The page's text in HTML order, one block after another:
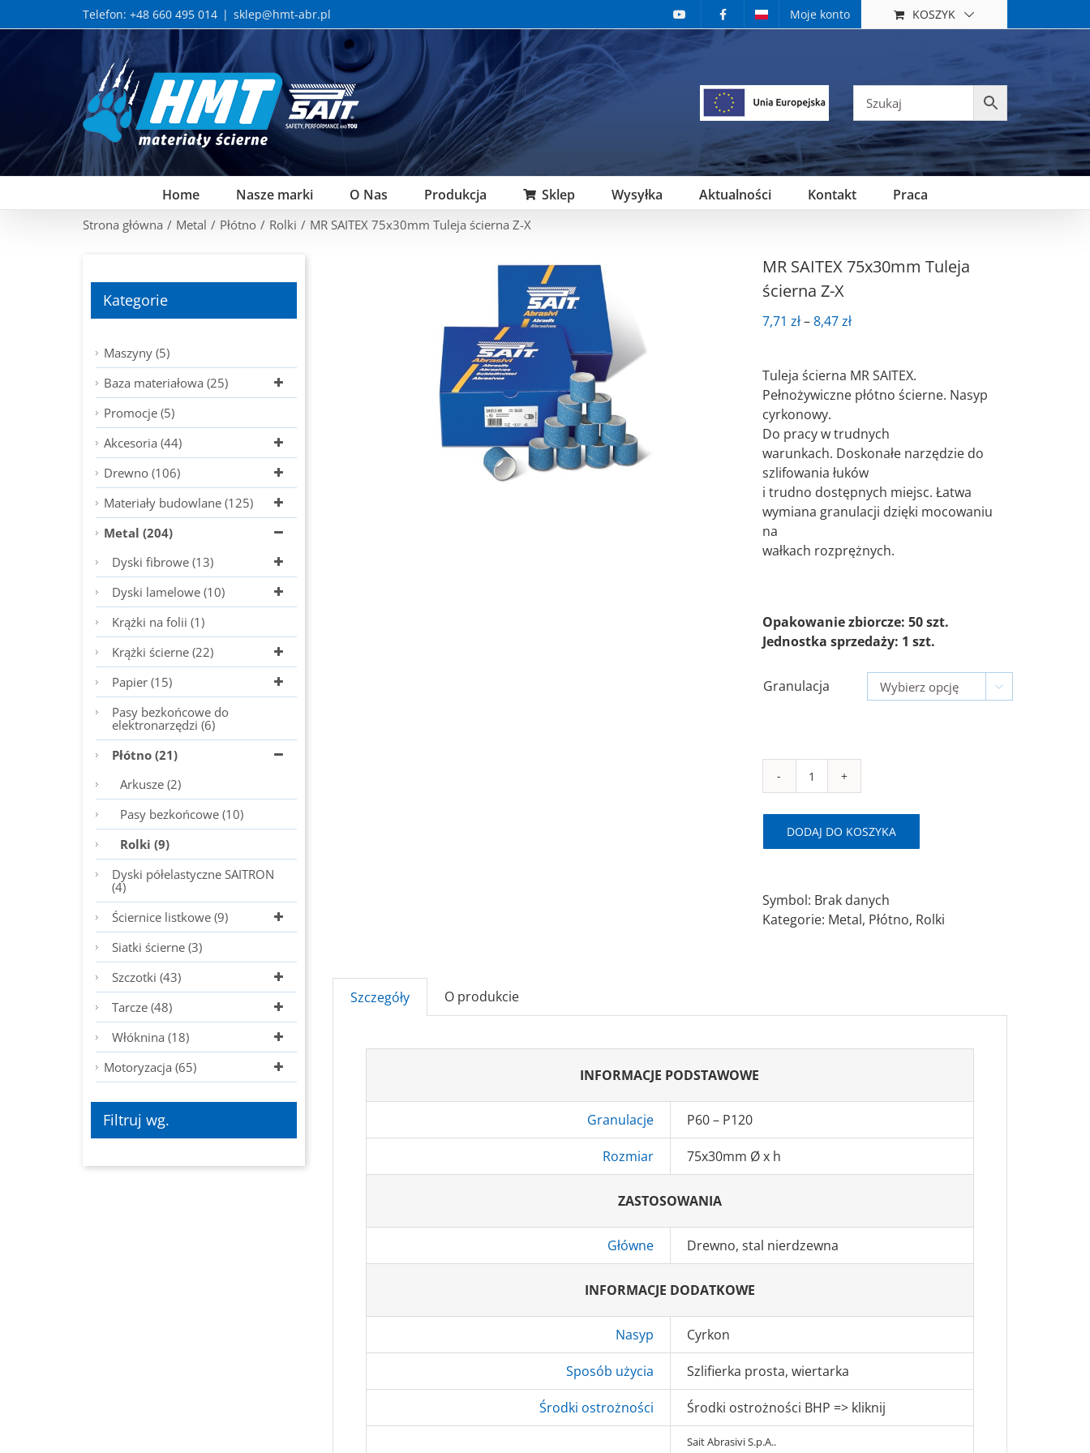
to
Telefon: +48 660 495 014 | sklep@hmt-abr.pl Moje konto KOSZYK
Home Nasze marki O Nas Produkcja Sklep Wysyłka Aktualności Kontakt Praca
Strona główna / Metal / Płótno / Rolki / MR SAITEX 75x30mm Tuleja ścierna Z-X
MR SAITEX 75x30mm Tuleja
ścierna Z-X
7,71 zł–8,47złZakres
7,71 zł
do
Tuleja ścierna MR SAITEX.
Pełnożywiczne płótno ścierne. Nasyp
cyrkonowy.
Do pracy w trudnych
warunkach. Doskonałe narzędzie do
szlifowania łuków
i trudno dostępnych miejsc. Łatwa
wymiana granulacji dzięki mocowaniu
na
wałkach rozprężnych.
Opakowanie zbiorcze: 50 szt.
Jednostka sprzedaży: 1 szt.
Granulacja 
ilość
SAITEX
75x30mm
Z-
X
DODAJ DO KOSZYKA
Symbol: Brak danych
Kategorie: Metal, Płótno, Rolki
Szczegóły O produkcie
INFORMACJE PODSTAWOWE
Granulacje P60 – P120
Rozmiar 75x30mm Ø x h
ZASTOSOWANIA
Główne Drewno, stal nierdzewna
INFORMACJE DODATKOWE
Nasyp Cyrkon
Sposób użycia Szlifierka prosta, wiertarka
Środki ostrożności Środki ostrożności BHP => kliknij
Sait Abrasivi S.p.A..
Kategorie
Maszyny (5)
Baza materiałowa (25)
Promocje (5)
Akcesoria (44)
Drewno (106)
Materiały budowlane (125)
Metal (204)
Dyski fibrowe (13)
Dyski lamelowe (10)
Krążki na folii (1)
Krążki ścierne (22)
Papier (15)
Pasy bezkońcowe do
elektronarzędzi (6)
Płótno (21)
Arkusze (2)
Pasy bezkońcowe (10)
Rolki (9)
Dyski półelastyczne SAITRON
(4)
Ściernice listkowe (9)
Siatki ścierne (3)
Szczotki (43)
Tarcze (48)
Włóknina (18)
Motoryzacja (65)
Filtruj wg.